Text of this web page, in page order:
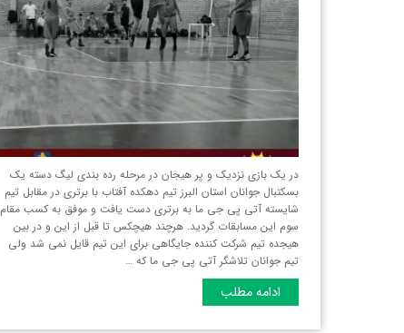
در یک بازی نزدیک و پر هیجان در مرحله رده بندی لیگ دسته یک
بسکتبال جوانان استان البرز‌ تیم دهکده آفتاب با برتری در مقابل تیم
شایسته آتی پی جی ما به برتری دست یافت و موفق به کسب مقام
سوم این مسابقات گردید. هرچند هیچکس تا قبل از این و در بین
هیجده تیم شرکت کننده جایگاهی برای این تیم قایل نمی شد ولی
تیم جوانان تلاشگر آتی پی جی ما که …
ادامه مطلب